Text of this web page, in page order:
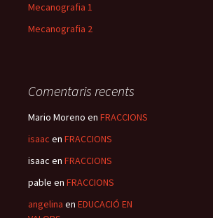
Mecanografia 1
Mecanografia 2
Comentaris recents
Mario Moreno en FRACCIONS
isaac en FRACCIONS
isaac en FRACCIONS
pable en FRACCIONS
angelina en EDUCACIÓ EN